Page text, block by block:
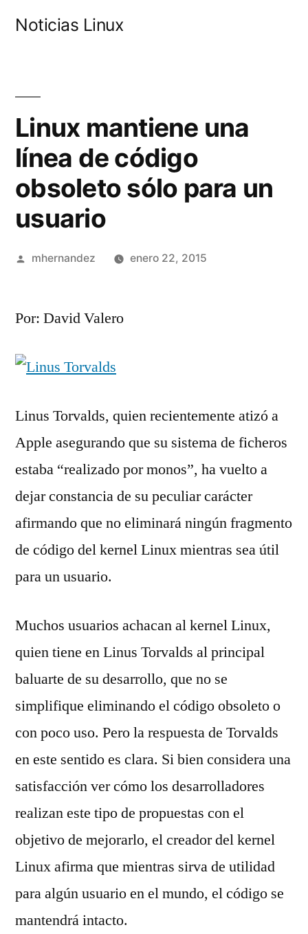
Noticias Linux
Linux mantiene una
línea de código
obsoleto sólo para un
usuario
Publicado
mhernandez enero 22, 2015
Por: David Valero
Linus Torvalds, quien recientemente atizó a
Apple asegurando que su sistema de ficheros
estaba “realizado por monos”, ha vuelto a
dejar constancia de su peculiar carácter
afirmando que no eliminará ningún fragmento
de código del kernel Linux mientras sea útil
para un usuario.
Muchos usuarios achacan al kernel Linux,
quien tiene en Linus Torvalds al principal
baluarte de su desarrollo, que no se
simplifique eliminando el código obsoleto o
con poco uso. Pero la respuesta de Torvalds
en este sentido es clara. Si bien considera una
satisfacción ver cómo los desarrolladores
realizan este tipo de propuestas con el
objetivo de mejorarlo, el creador del kernel
Linux afirma que mientras sirva de utilidad
para algún usuario en el mundo, el código se
mantendrá intacto.